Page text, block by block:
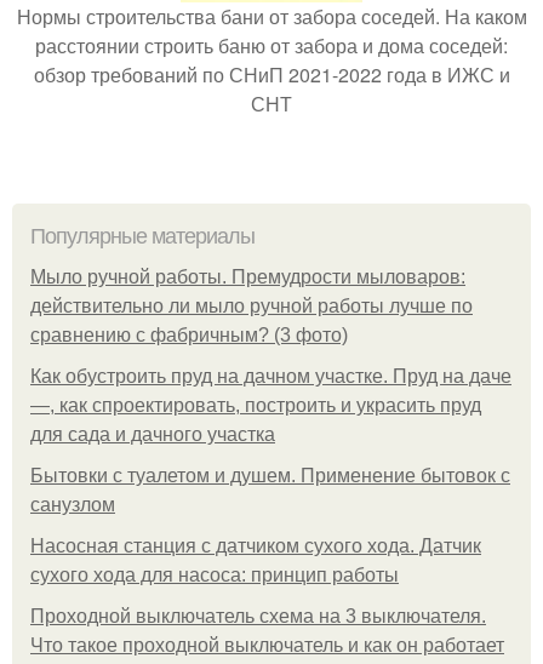
Нормы строительства бани от забора соседей. На каком
расстоянии строить баню от забора и дома соседей:
обзор требований по СНиП 2021-2022 года в ИЖС и
СНТ
Популярные материалы
Мыло ручной работы. Премудрости мыловаров:
действительно ли мыло ручной работы лучше по
сравнению с фабричным? (3 фото)
Как обустроить пруд на дачном участке. Пруд на даче
—, как спроектировать, построить и украсить пруд
для сада и дачного участка
Бытовки с туалетом и душем. Применение бытовок с
санузлом
Насосная станция с датчиком сухого хода. Датчик
сухого хода для насоса: принцип работы
Проходной выключатель схема на 3 выключателя.
Что такое проходной выключатель и как он работает